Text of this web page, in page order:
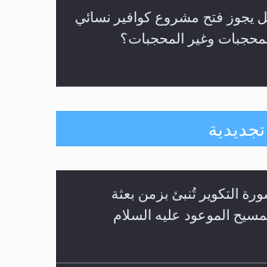
يجوز فتح مشروع كوافير نسائي
وغير المحجبات؟
أمير المؤمنين الميرزا مسرور
أحمد أيده الله في أطفال الأنابيب
من الصحيح أن ديّة المرأة
تساوي نصف ديّة الرجل
التكوير تُنبئ بزمن بعثة
الموعود عليه السلام